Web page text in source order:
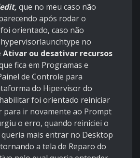
que no meu caso não
após rodar o
orientado, caso não
no
Ativar ou desativar recursos
fica em Programas e
de Controle para
do Hipervisor do
foi orientado reiniciar
para ir novamente ao Prompt
o erro, quando reiniciei o
mais entrar no Desktop
a tela de Reparo do